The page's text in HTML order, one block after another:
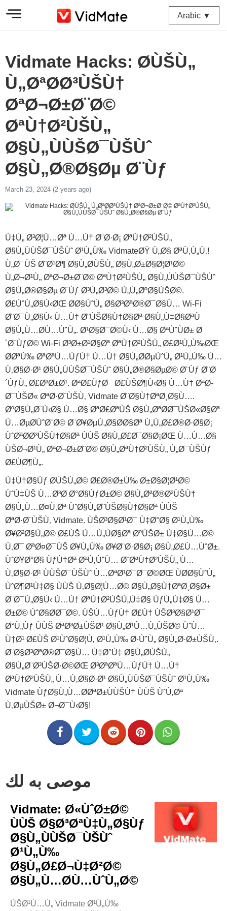
Arabic ▼
Vidmate Hacks: Ø­ÙŠÙ„
Ù„ØªØ­Ø³ÙŠÙ†
ØªØ¬Ø±Ø¨Ø©
ØªÙ†Ø²ÙŠÙ„
Ø§Ù„ÙÙŠØ¯ÙŠÙˆ
Ø§Ù„Ø®Ø§Øµ Ø¨Ùƒ
March 23, 2024 (2 years ago)
Ù‡Ù„ Ø³Ø¦Ù…Øª Ù…Ù† Ø¨Ø·Ø¡ ØªÙ†Ø²ÙŠÙ„
Ø§Ù„ÙÙŠØ¯ÙŠÙˆ Ø¹Ù„Ù‰ VidmateØŸ Ù„Ø§ ØªÙ‚Ù„Ù‚!
Ù„Ø¯ÙŠ Ø¨Ø¹Ø¶ Ø§Ù„Ø­ÙŠÙ„ Ø§Ù„Ø±Ø§Ø¦Ø¹Ø©
Ù„Ø¬Ø¹Ù„ ØªØ¬Ø±Ø¨Ø© ØªÙ†Ø²ÙŠÙ„ Ø§Ù„ÙÙŠØ¯ÙŠÙˆ
Ø§Ù„Ø®Ø§Øµ Ø¨Ùƒ Ø³Ù„Ø³Ø© Ù„Ù„ØºØ§ÙŠØ©.
Ø£ÙˆÙ„Ø§Ù‹ØŒ Ø­Ø§ÙˆÙ„ Ø§Ø³ØªØ®Ø¯Ø§Ù… Wi-Fi
Ø¨Ø¯Ù„Ø§Ù‹ Ù…Ù† Ø¨ÙŠØ§Ù†Ø§Øª Ø§Ù„Ù‡Ø§ØªÙ
Ø§Ù„Ù…Ø­Ù…ÙˆÙ„. Ø¹Ø§Ø¯Ø©Ù‹ Ù…Ø§ ØªÙˆÙØ± Ø
´Ø¨ÙƒØ© Wi-Fi Ø³Ø±Ø¹Ø§Øª ØªÙ†Ø²ÙŠÙ„ Ø£Ø¹Ù„Ù‰ØŒ
Ø­ØªÙ‰ ØªØªÙ…ÙƒÙ† Ù…Ù† Ø§Ù„Ø­ØµÙˆÙ„ Ø¹Ù„Ù‰ Ù…
Ù‚Ø§Ø·Ø¹ Ø§Ù„ÙÙŠØ¯ÙŠÙˆ Ø§Ù„Ø®Ø§ØµØ© Ø¨Ùƒ Ø¨Ø
´ÙƒÙ„ Ø£Ø³Ø±Ø¹. ØªØ£ÙƒØ¯ Ø£ÙŠØ¶Ù‹Ø§ Ù…Ù† ØªØ­
Ø¯ÙŠØ« ØªØ·Ø¨ÙŠÙ‚ Vidmate Ø¨Ø§Ù†ØªØ¸Ø§Ù….
ØºØ§Ù„Ø¨Ù‹Ø§ Ù…Ø§ ØªØ£ØªÙŠ Ø§Ù„ØªØ­Ø¯ÙŠØ«Ø§Øª
Ù…ØµØ­ÙˆØ¨Ø© Ø¨Ø¥ØµÙ„Ø§Ø­Ø§Øª Ù„Ù„Ø£Ø®Ø·Ø§Ø¡
ÙˆØªØ­Ø³ÙŠÙ†Ø§Øª ÙÙŠ Ø§Ù„Ø£Ø¯Ø§Ø¡ØŒ Ù…Ù…Ø§
ÙŠØ¬Ø¹Ù„ ØªØ¬Ø±Ø¨Ø© Ø§Ù„ØªÙ†Ø²ÙŠÙ„ Ù„Ø¯ÙŠÙƒ
Ø£ÙØ¶Ù„.
Ù‡Ù†Ø§Ùƒ Ø­ÙŠÙ„Ø© Ø£Ø®Ø±Ù‰ Ø±Ø§Ø¦Ø¹Ø©
ÙˆÙ‡ÙŠ Ù…Ø³Ø­ Ø°Ø§ÙƒØ±Ø© Ø§Ù„ØªØ®Ø²ÙŠÙ†
Ø§Ù„Ù…Ø¤Ù‚Øª ÙˆØ§Ù„Ø¨ÙŠØ§Ù†Ø§Øª ÙÙŠ
ØªØ·Ø¨ÙŠÙ‚ Vidmate. ÙŠØ³Ø§Ø¹Ø¯ Ù‡Ø°Ø§ Ø¹Ù„Ù‰
Ø¥Ø²Ø§Ù„Ø© Ø£ÙŠ Ù…Ù„ÙØ§Øª ØºÙŠØ± Ù‡Ø§Ù…Ø©
Ù‚Ø¯ ØªØ¤Ø¯ÙŠ Ø¥Ù„Ù‰ Ø¥Ø¨Ø·Ø§Ø¡ Ø§Ù„Ø£Ù…ÙˆØ±.
ÙˆØ¥Ø°Ø§ ÙƒÙ†Øª ØªÙ‚ÙˆÙ… Ø¨ØªÙ†Ø²ÙŠÙ„ Ù…
Ù‚Ø§Ø·Ø¹ ÙÙŠØ¯ÙŠÙˆ Ù…ØªØ¹Ø¯Ø¯Ø©ØŒ ÙØ­Ø§ÙˆÙ„
ÙˆØ¶Ø¹Ù‡Ø§ ÙÙŠ Ù‚Ø§Ø¦Ù…Ø© Ø§Ù„Ø§Ù†ØªØ¸Ø§Ø±
Ø¨Ø¯Ù„Ø§Ù‹ Ù…Ù† ØªÙ†Ø²ÙŠÙ„Ù‡Ø§ ÙƒÙ„Ù‡Ø§ Ù…
Ø±Ø© ÙˆØ§Ø­Ø¯Ø©. ÙŠÙ…ÙƒÙ† Ø£Ù† ÙŠØ³Ø§Ø¹Ø¯
Ø°Ù„Ùƒ ÙÙŠ ØªØ³Ø±ÙŠØ¹ Ø§Ù„Ø¹Ù…Ù„ÙŠØ© ÙˆÙ…
Ù†Ø¹ Ø£ÙŠ Ø¹ÙˆØ§Ø¦Ù‚ Ø¹Ù„Ù‰ Ø·ÙˆÙ„ Ø§Ù„Ø·Ø±ÙŠÙ‚.
Ø¨Ø§Ø³ØªØ®Ø¯Ø§Ù… Ù‡Ø°Ù‡ Ø§Ù„Ø­ÙŠÙ„
Ø§Ù„Ø¨Ø³ÙŠØ·Ø©ØŒ Ø³ØªØªÙ…ÙƒÙ† Ù…Ù†
ØªÙ†Ø²ÙŠÙ„ Ù…Ù‚Ø§Ø·Ø¹ Ø§Ù„ÙÙŠØ¯ÙŠÙˆ Ø¹Ù„Ù‰
Vidmate ÙƒØ§Ù„Ù…Ø­ØªØ±ÙÙŠÙ† ÙÙŠ ÙˆÙ‚Øª
Ù‚ØµÙŠØ± Ø¬Ø¯Ù‹Ø§!
موصى به لك
Vidmate: Ø«ÙˆØ±Ø©
ÙÙŠ Ø§Ø³ØªÙ‡Ù„Ø§Ùƒ
Ø§Ù„ÙÙŠØ¯ÙŠÙˆ
Ø¹Ù„Ù‰
Ø§Ù„Ø£Ø¬Ù‡Ø²Ø©
Ø§Ù„Ù…Ø­Ù…ÙˆÙ„Ø©
ÙŠØ¹Ù…Ù„ Vidmate Ø¹Ù„Ù‰